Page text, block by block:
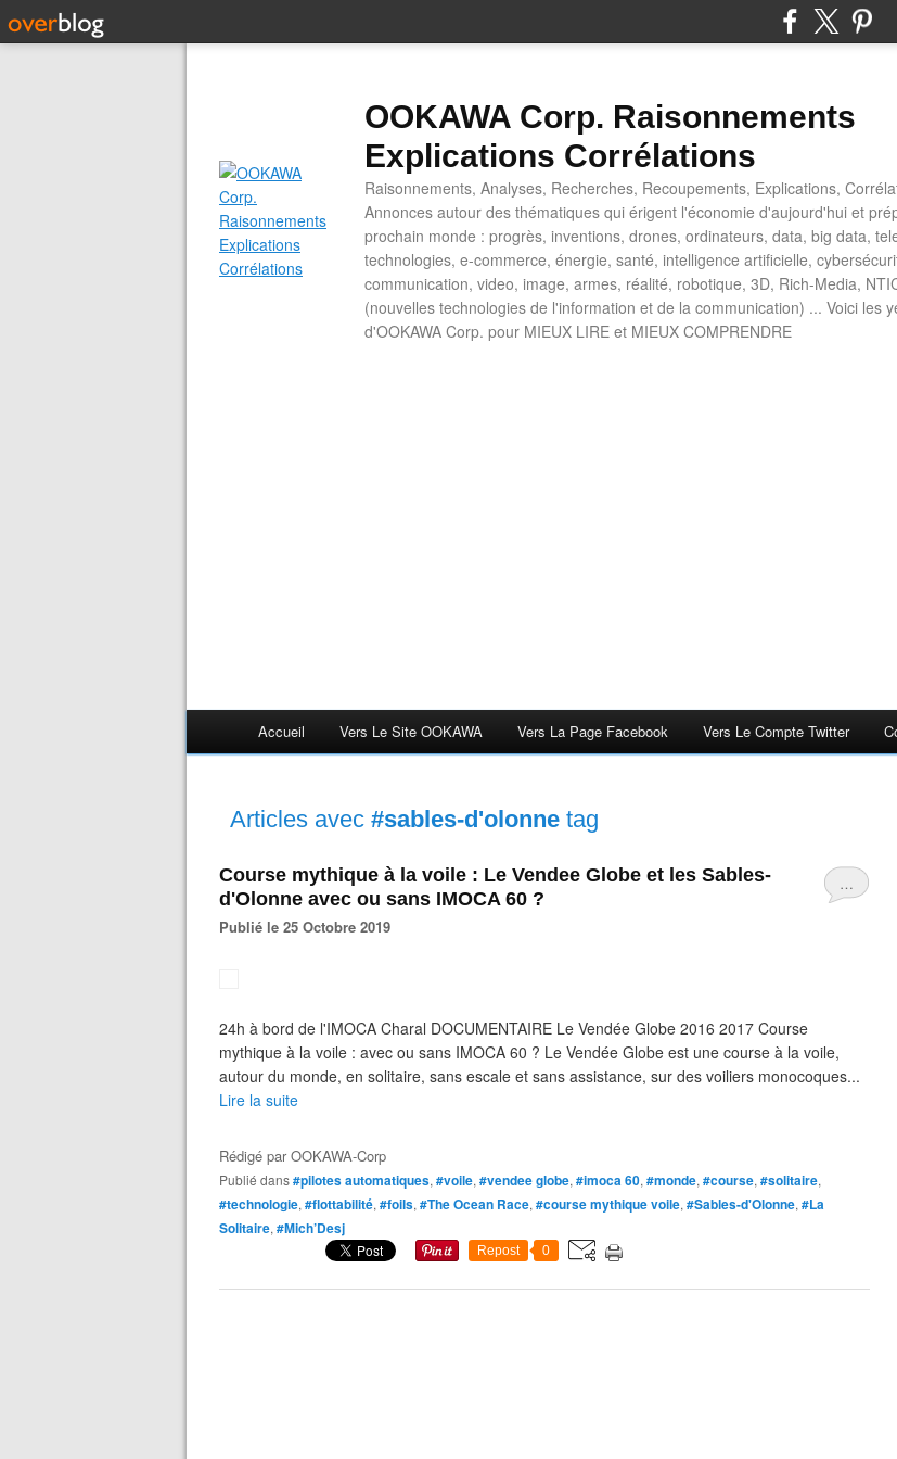
OOKAWA Corp. Raisonnements
Explications Corrélations
Raisonnements, Analyses, Recherches, Recoupements, Explications,
Annonces autour des thématiques qui érigent l'économie d'aujourd'hui et
prochain monde : progrès, inventions, drones, ordinateurs, data, big data,
technologies, e-commerce, énergie, santé, intelligence artificielle,
communication, video, image, armes, réalité, robotique, 3D, Rich-Media,
(nouvelles technologies de l'information et de la communication) ... Voici les
d'OOKAWA Corp. pour MIEUX LIRE et MIEUX COMPRENDRE
Accueil Vers Le Site OOKAWA Vers La Page Facebook Vers Le Compte Twitter
Articles avec #sables-d'olonne tag
…
Course mythique à la voile : Le Vendee Globe et les Sables-
d'Olonne avec ou sans IMOCA 60 ?
Publié le 25 Octobre 2019
24h à bord de l'IMOCA Charal DOCUMENTAIRE Le Vendée Globe 2016 2017 Course
mythique à la voile : avec ou sans IMOCA 60 ? Le Vendée Globe est une course à la voile,
autour du monde, en solitaire, sans escale et sans assistance, sur des voiliers monocoques...
Lire la suite
Rédigé parOOKAWA-Corp
Publié dans#pilotes automatiques, #voile, #vendee globe, #imoca 60, #monde, #course, #solitaire,
#technologie, #flottabilité, #foils, #The Ocean Race, #course mythique voile, #Sables-d'Olonne, #La
Solitaire, #Mich’Desj
Repost 0